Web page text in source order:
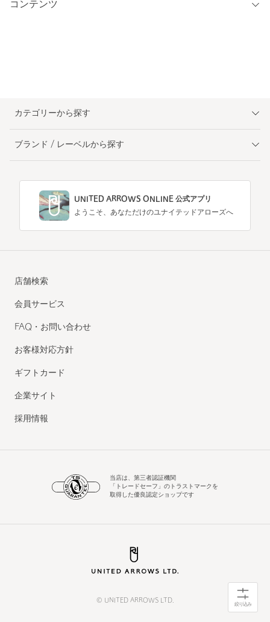
絞り込み
コンテンツ
カテゴリーから探す
ブランド / レーベルから探す
UNITED ARROWS ONLINE 公式アプリ
ようこそ、あなただけのユナイテッドアローズへ
店舗検索
会員サービス
FAQ・お問い合わせ
お客様対応方針
ギフトカード
企業サイト
採用情報
当店は、第三者認証機関
「トレードセーフ」のトラストマークを
取得した優良認定ショップです
© UNITED ARROWS LTD.